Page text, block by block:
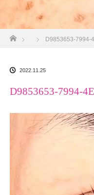
D9853653-7994-
2022.11.25
D9853653-7994-